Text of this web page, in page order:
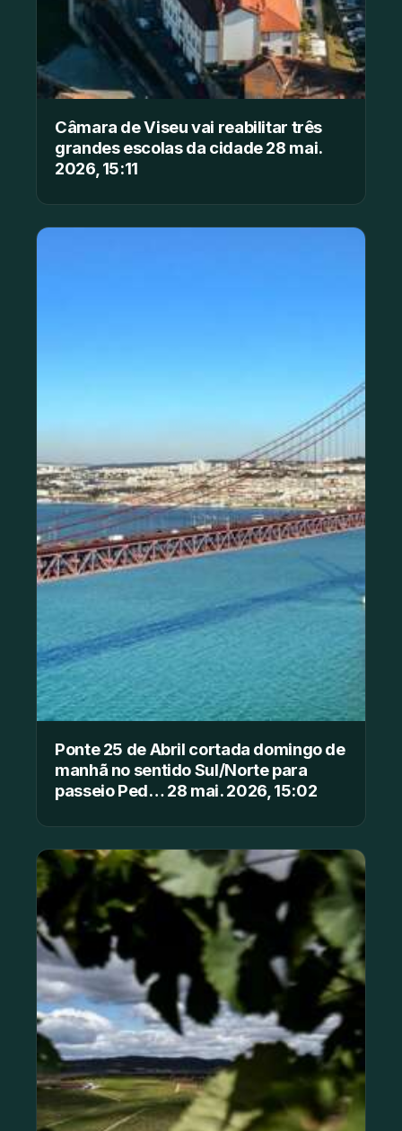
Câmara de Viseu vai reabilitar três
grandes escolas da cidade 28 mai.
2026, 15:11
Ponte 25 de Abril cortada domingo de
manhã no sentido Sul/Norte para
passeio Ped… 28 mai. 2026, 15:02